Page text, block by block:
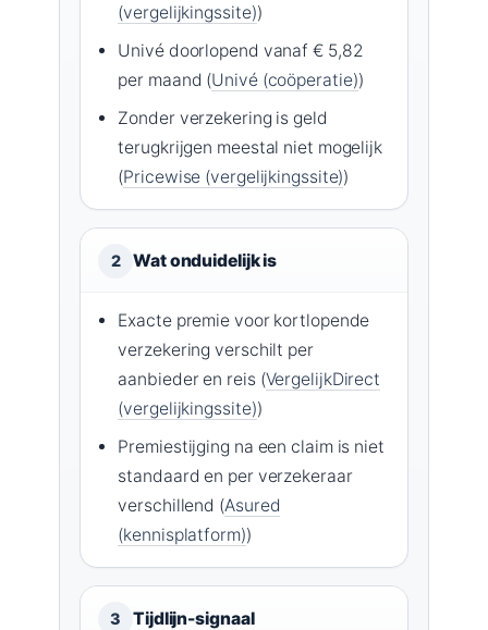
(vergelijkingssite))
Univé doorlopend vanaf € 5,82
per maand (Univé (coöperatie))
Zonder verzekering is geld
terugkrijgen meestal niet mogelijk
(Pricewise (vergelijkingssite))
2 Wat onduidelijk is
Exacte premie voor kortlopende
verzekering verschilt per
aanbieder en reis (VergelijkDirect
(vergelijkingssite))
Premiestijging na een claim is niet
standaard en per verzekeraar
verschillend (Asured
(kennisplatform))
3 Tijdlijn-signaal